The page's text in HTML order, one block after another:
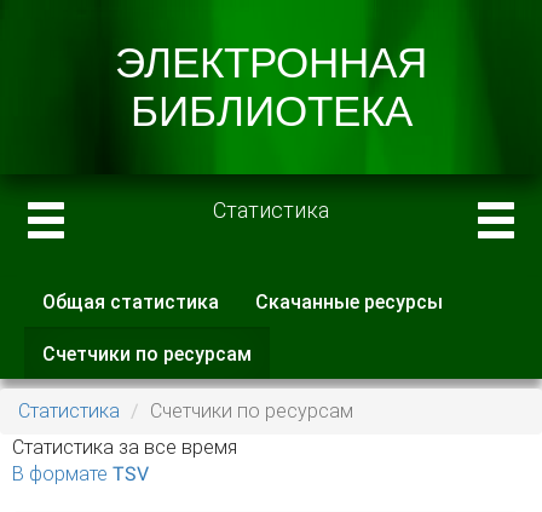
Статистика
Главные вкладки
Общая статистика Скачанные ресурсы
Счетчики по ресурсам
вкладка)
Статистика
Счетчики по ресурсам
Статистика за все время
В формате TSV